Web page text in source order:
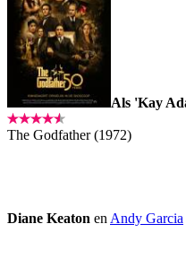
Als 'Kay
The Godfather (1972)
Diane Keaton enAndy Garcia